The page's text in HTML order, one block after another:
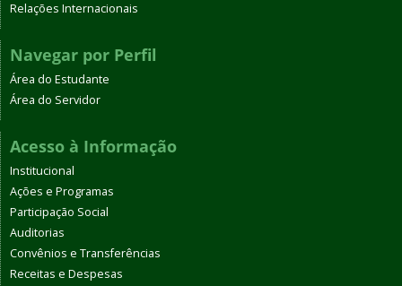
Relações Internacionais
Navegar por Perfil
Área do Estudante
Área do Servidor
Acesso à Informação
Institucional
Ações e Programas
Participação Social
Auditorias
Convênios e Transferências
Receitas e Despesas